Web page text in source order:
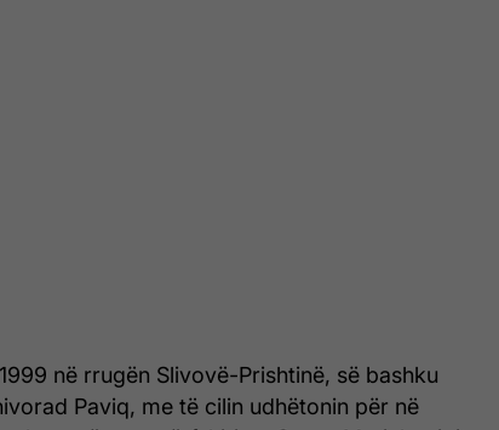
në rrugën Slivovë-Prishtinë, së bashku
Paviq, me të cilin udhëtonin për në